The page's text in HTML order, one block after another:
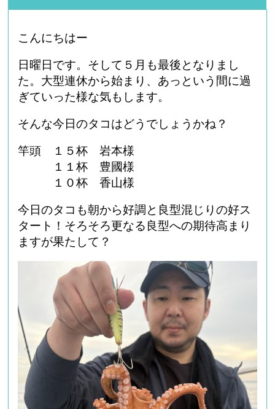
こんにちはー
日曜日です。そして５月も最後となりまし
た。大型連休から始まり、あっという間に過
ぎていった様な気もします。
そんな今日のタコはどうでしょうかね？
竿頭 １５杯 岩本様
１１杯 豊國様
１０杯 香山様
今日のタコも朝から好調と良型混じりの好ス
タート！そろそろ更なる良型への期待高まり
ますが果たして？